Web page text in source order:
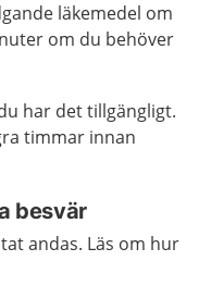
läkemedel om
om du behöver
har det tillgängligt.
timmar innan
besvär
andas. Läs om hur